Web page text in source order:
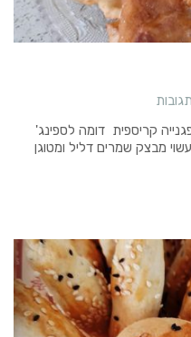
קריספית דומה לספינג'
מבצק שמרים דליל ומטוגן